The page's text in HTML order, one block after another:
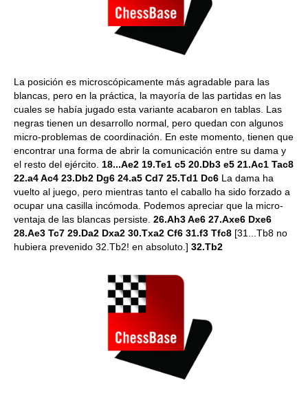
La posición es microscópicamente más agradable para las
blancas, pero en la práctica, la mayoría de las partidas en las
cuales se había jugado esta variante acabaron en tablas. Las
negras tienen un desarrollo normal, pero quedan con algunos
micro-problemas de coordinación. En este momento, tienen que
encontrar una forma de abrir la comunicación entre su dama y
el resto del ejército. 18...Ae2 19.Te1 c5 20.Db3 e5 21.Ac1 Tac8
22.a4 Ac4 23.Db2 Dg6 24.a5 Cd7 25.Td1 Dc6 La dama ha
vuelto al juego, pero mientras tanto el caballo ha sido forzado a
ocupar una casilla incómoda. Podemos apreciar que la micro-
ventaja de las blancas persiste. 26.Ah3 Ae6 27.Axe6 Dxe6
28.Ae3 Tc7 29.Da2 Dxa2 30.Txa2 Cf6 31.f3 Tfc8 [31...Tb8 no
hubiera prevenido 32.Tb2! en absoluto.] 32.Tb2